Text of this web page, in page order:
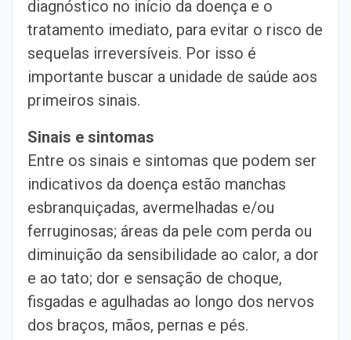
diagnóstico no início da doença e o
tratamento imediato, para evitar o risco de
sequelas irreversíveis. Por isso é
importante buscar a unidade de saúde aos
primeiros sinais.
Sinais e sintomas
Entre os sinais e sintomas que podem ser
indicativos da doença estão manchas
esbranquiçadas, avermelhadas e/ou
ferruginosas; áreas da pele com perda ou
diminuição da sensibilidade ao calor, a dor
e ao tato; dor e sensação de choque,
fisgadas e agulhadas ao longo dos nervos
dos braços, mãos, pernas e pés.